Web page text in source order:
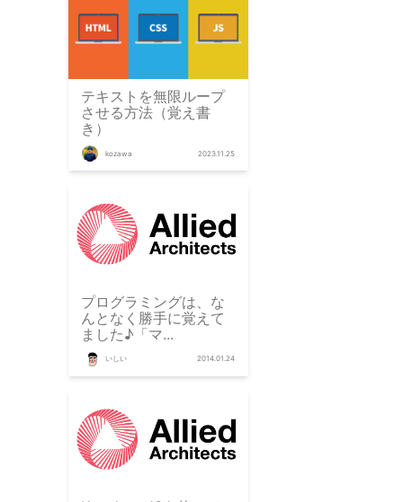
テキストを無限ループ
させる方法（覚え書
き）
kozawa 2023.11.25
プログラミングは、な
んとなく勝手に覚えて
ました♪「マ...
いしい 2014.01.24